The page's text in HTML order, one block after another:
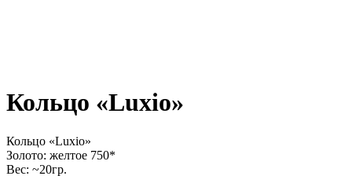
Кольцо «Luxio»
Кольцо «Luxio»
Золото: желтое 750*
Вес: ~20гр.